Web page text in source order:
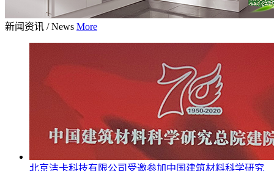
新闻资讯 / News More
北京洁卡科技有限公司受邀参加中国建筑材料科学研究